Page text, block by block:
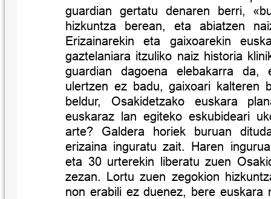
guardian gertatu denaren berri,
hizkuntza berean, eta abiatzen
Erizainarekin eta gaixoarekin
gaztelaniara itzuliko naiz historia
guardian dagoena elebakarra da,
ulertzen ez badu, gaixoari kalteren
beldur, Osakidetzako euskara
euskaraz lan egiteko eskubideari
arte? Galdera horiek buruan
erizaina inguratu zait. Haren
eta 30 urterekin liberatu zuen
zezan. Lortu zuen zegokion
non erabili ez duenez, bere euskara